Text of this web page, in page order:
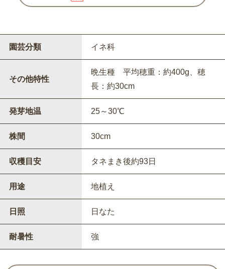
園芸分類 イネ科
その他特性
晩生種 平均穂重：約400g、穂
長：約30cm
発芽地温 25～30℃
株間 30cm
収穫目安 タネまき後約93日
用途 地植え
日照 日なた
耐暑性 強